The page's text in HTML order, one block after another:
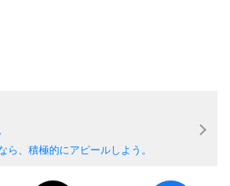
ら、積極的にアピールしよう。